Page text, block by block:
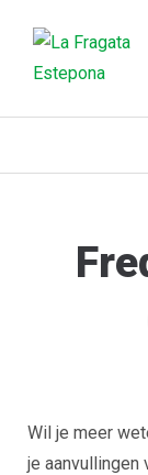
Wil je meer
je aanvullingen